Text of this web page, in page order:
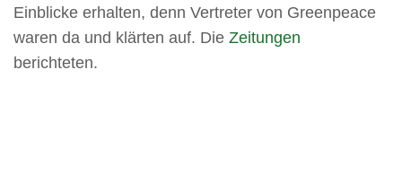
Einblicke erhalten, denn Vertreter von Greenpeace
waren da und klärten auf. Die Zeitungen
berichteten.